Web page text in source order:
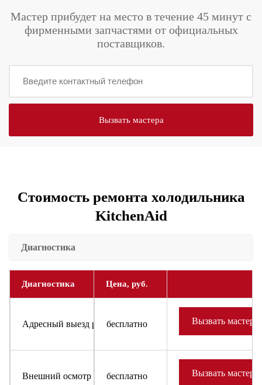
Мастер прибудет на место в течение 45 минут с
фирменными запчастями от официальных
поставщиков.
Стоимость ремонта холодильника
KitchenAid
Диагностика
Цена, руб.
бесплатно Вызвать мастера
бесплатно Вызвать мастера
Диагностика
Адресный выезд районного мастера и доставка запчастей
Внешний осмотр холодильника или холодильного